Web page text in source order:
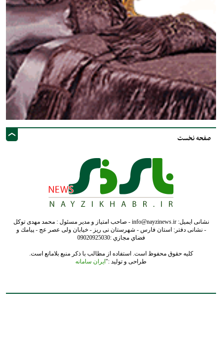
صفحه نخست
نشانی ایمیل: info@nayzinews.ir - صاحب امتیاز و مدیر مسئول : محمد مهدی توکل
- نشانی دفتر: استان فارس - شهرستان نی ریز - خیابان ولی عصر عج - پيامك و
فضاي مجازي :09020925030
کلیه حقوق محفوظ است. استفاده از مطالب با ذکر منبع بلامانع است.
طراحی و تولید :" ایران سامانه